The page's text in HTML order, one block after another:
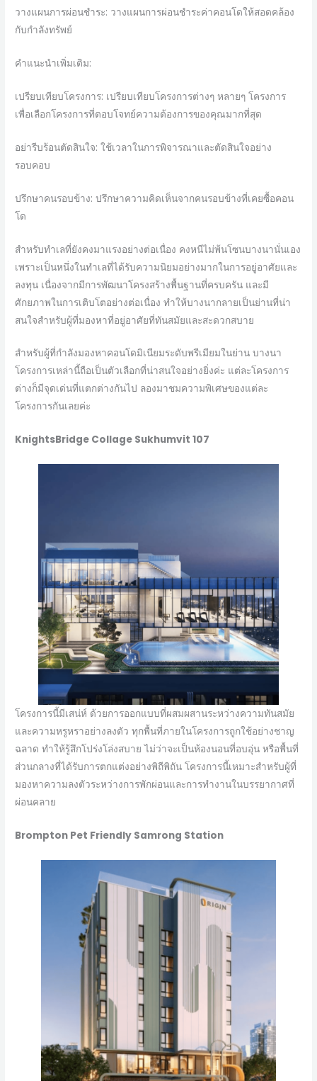
วางแผนการผ่อนชำระ: วางแผนการผ่อนชำระค่าคอนโดให้สอดคล้อง
กับกำลังทรัพย์
คำแนะนำเพิ่มเติม:
เปรียบเทียบโครงการ: เปรียบเทียบโครงการต่างๆ หลายๆ โครงการ
เพื่อเลือกโครงการที่ตอบโจทย์ความต้องการของคุณมากที่สุด
อย่ารีบร้อนตัดสินใจ: ใช้เวลาในการพิจารณาและตัดสินใจอย่าง
รอบคอบ
ปรึกษาคนรอบข้าง: ปรึกษาความคิดเห็นจากคนรอบข้างที่เคยซื้อคอน
โด
สำหรับทำเลที่ยังคงมาแรงอย่างต่อเนื่อง คงหนีไม่พ้นโซนบางนานั่นเอง
เพราะเป็นหนึ่งในทำเลที่ได้รับความนิยมอย่างมากในการอยู่อาศัยและ
ลงทุน เนื่องจากมีการพัฒนาโครงสร้างพื้นฐานที่ครบครัน และมี
ศักยภาพในการเติบโตอย่างต่อเนื่อง ทำให้บางนากลายเป็นย่านที่น่า
สนใจสำหรับผู้ที่มองหาที่อยู่อาศัยที่ทันสมัยและสะดวกสบาย
สำหรับผู้ที่กำลังมองหาคอนโดมิเนียมระดับพรีเมียมในย่าน บางนา
โครงการเหล่านี้ถือเป็นตัวเลือกที่น่าสนใจอย่างยิ่งค่ะ แต่ละโครงการ
ต่างก็มีจุดเด่นที่แตกต่างกันไป ลองมาชมความพิเศษของแต่ละ
โครงการกันเลยค่ะ
KnightsBridge Collage Sukhumvit 107
โครงการนี้มีเสน่ห์ ด้วยการออกแบบที่ผสมผสานระหว่างความทันสมัย
และความหรูหราอย่างลงตัว ทุกพื้นที่ภายในโครงการถูกใช้อย่างชาญ
ฉลาด ทำให้รู้สึกโปร่งโล่งสบาย ไม่ว่าจะเป็นห้องนอนที่อบอุ่น หรือพื้นที่
ส่วนกลางที่ได้รับการตกแต่งอย่างพิถีพิถัน โครงการนี้เหมาะสำหรับผู้ที่
มองหาความลงตัวระหว่างการพักผ่อนและการทำงานในบรรยากาศที่
ผ่อนคลาย
Brompton Pet Friendly Samrong Station